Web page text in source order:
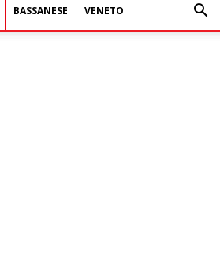
BASSANESE VENETO